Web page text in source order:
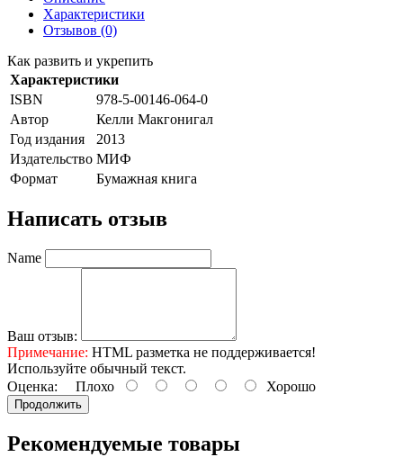
Характеристики
Отзывов (0)
Как развить и укрепить
Характеристики
ISBN
978-5-00146-064-0
Автор
Келли Макгонигал
Год издания
2013
Издательство МИФ
Формат
Бумажная книга
Написать отзыв
Name
Ваш отзыв:
Примечание: HTML разметка не поддерживается!
Используйте обычный текст.
Оценка: Плохо Хорошо
Продолжить
Рекомендуемые товары